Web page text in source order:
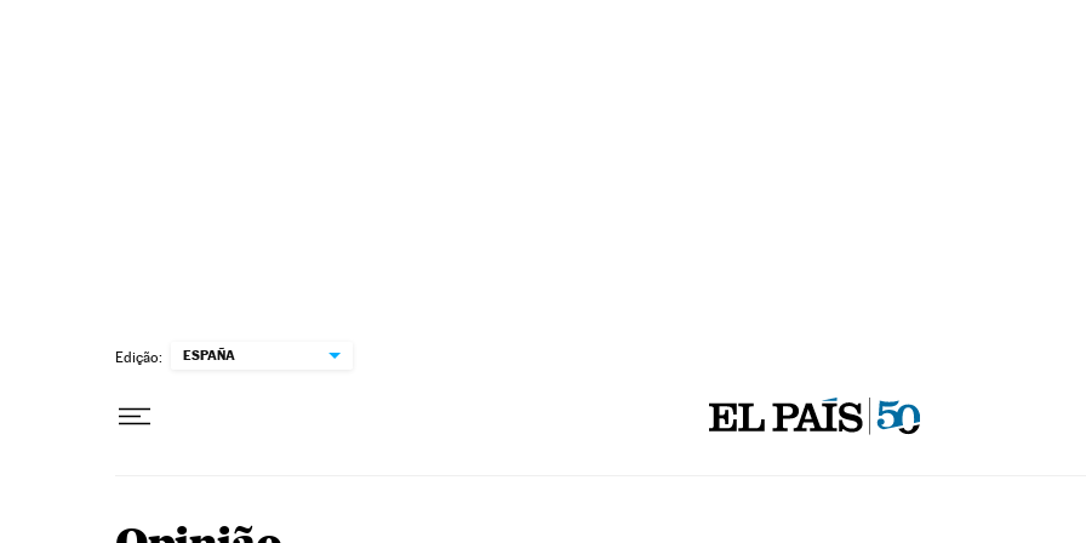
Edição: ESPAÑA